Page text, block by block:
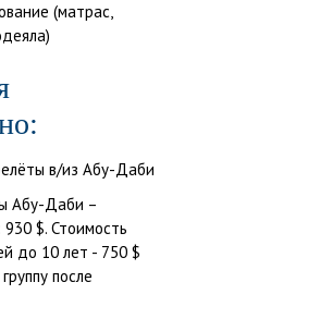
(матрас,
в/из Абу-Даби
Абу-Даби –
$. Стоимость
до 10 лет - 750 $
после